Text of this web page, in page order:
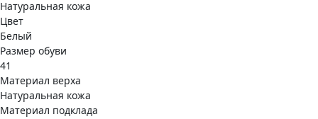
Натуральная кожа
Цвет
Белый
Размер обуви
41
Материал верха
Натуральная кожа
Материал подклада